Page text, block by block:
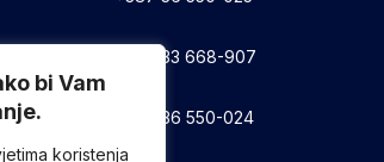
bi Vam
koristenja
+387 33 668-907
+387 36 550-024